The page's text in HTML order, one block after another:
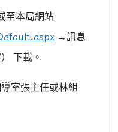
至本局網站
→訊息
下載。
室張主任或林組